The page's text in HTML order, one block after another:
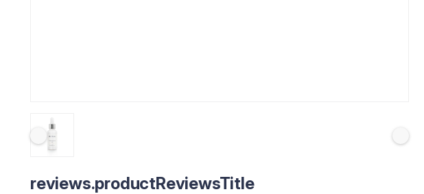
reviews.productReviewsTitle